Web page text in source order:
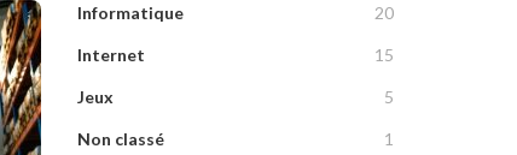
Informatique 20
Internet 15
Jeux 5
Non classé 1